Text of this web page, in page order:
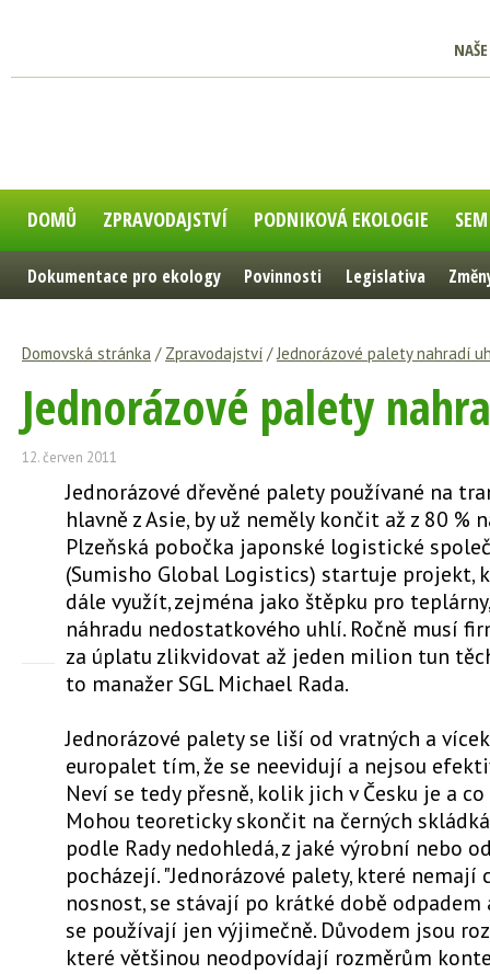
DOMŮ ZPRAVODAJSTVÍ PODNIKOVÁ EKOLOGIE
Dokumentace pro ekology Povinnosti Legislativa
Domovská stránka / Zpravodajství /Jednorázové palety nahradí
Jednorázové palety
12. červen 2011
Jednorázové dřevěné palety používané na
hlavně z Asie, by už neměly končit až z 80 %
Plzeňská pobočka japonské logistické
(Sumisho Global Logistics) startuje projekt,
dále využít, zejména jako štěpku pro
náhradu nedostatkového uhlí. Ročně musí
za úplatu zlikvidovat až jeden milion tun
to manažer SGL Michael Rada.
Jednorázové palety se liší od vratných a
europalet tím, že se neevidují a nejsou
Neví se tedy přesně, kolik jich v Česku je a
Mohou teoreticky skončit na černých
podle Rady nedohledá, z jaké výrobní nebo
pocházejí. "Jednorázové palety, které
nosnost, se stávají po krátké době odpadem
se používají jen výjimečně. Důvodem jsou
které většinou neodpovídají rozměrům